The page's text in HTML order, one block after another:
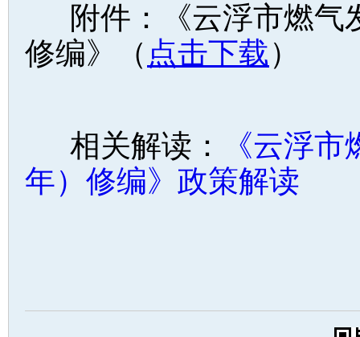
附件：《云浮市燃气
修编》（ 点击下载）
相关解读：
《云浮
年）修编》政策解读